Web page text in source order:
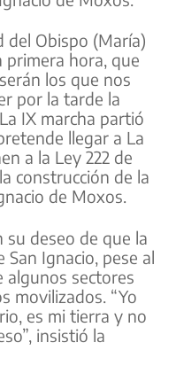
del Obispo (María)
primera hora, que
los que nos
por la tarde la
IX marcha partió
llegar a La
a la Ley 222 de
construcción de la
de Moxos.
deseo de que la
Ignacio, pese al
algunos sectores
movilizados. “Yo
es mi tierra y no
insistió la